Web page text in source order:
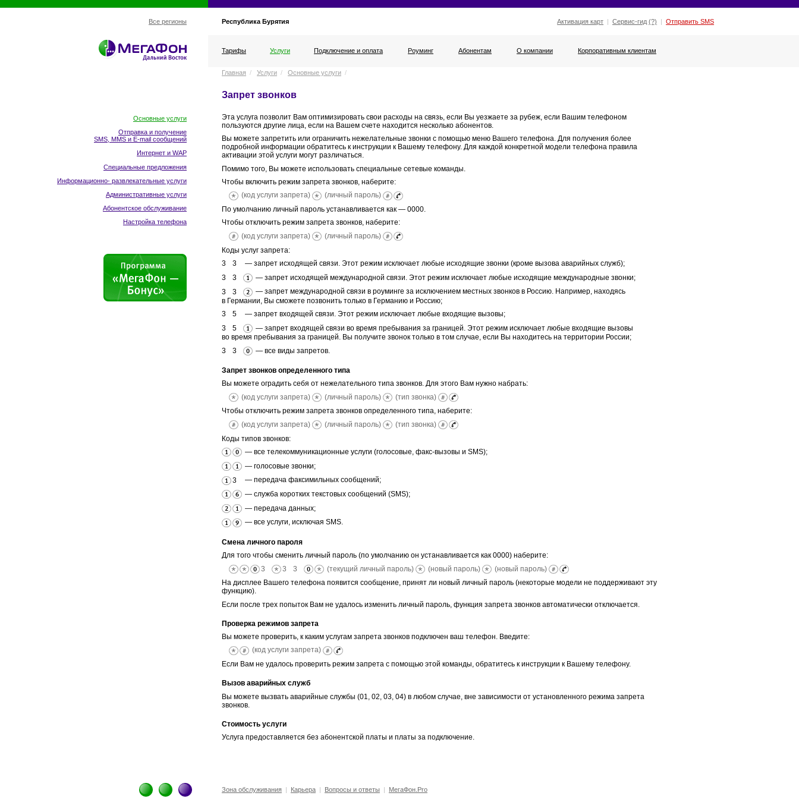
Все регионы Республика Бурятия Активация карт |Сервис-гид (?) |Отправить SMS
Тарифы Услуги Подключение и оплата Роуминг Абонентам О компании Корпоративным клиентам
Основные услуги
Отправка и получение
SMS, MMS и E-mail сообщений
Интернет и WAP
Специальные предложения
Информационно- развлекательные услуги
Административные услуги
Абонентское обслуживание
Настройка телефона
Главная / Услуги / Основные услуги /
Запрет звонков
Эта услуга позволит Вам оптимизировать свои расходы на связь, если Вы уезжаете за рубеж, если Вашим телефоном
пользуются другие лица, если на Вашем счете находится несколько абонентов.
Вы можете запретить или ограничить нежелательные звонки с помощью меню Вашего телефона. Для получения более
подробной информации обратитесь к инструкции к Вашему телефону. Для каждой конкретной модели телефона правила
активации этой услуги могут различаться.
Помимо того, Вы можете использовать специальные сетевые команды.
Чтобы включить режим запрета звонков, наберите:
(код услуги запрета)
(личный пароль)
По умолчанию личный пароль устанавливается как — 0000.
Чтобы отключить режим запрета звонков, наберите:
(код услуги запрета)
(личный пароль)
Коды услуг запрета:
— запрет исходящей связи. Этот режим исключает любые исходящие звонки (кроме вызова аварийных служб);
— запрет исходящей международной связи. Этот режим исключает любые исходящие международные звонки;
— запрет международной связи в роуминге за исключением местных звонков в Россию. Например, находясь
в Германии, Вы сможете позвонить только в Германию и Россию;
— запрет входящей связи. Этот режим исключает любые входящие вызовы;
— запрет входящей связи во время пребывания за границей. Этот режим исключает любые входящие вызовы
во время пребывания за границей. Вы получите звонок только в том случае, если Вы находитесь на территории России;
— все виды запретов.
Запрет звонков определенного типа
Вы можете оградить себя от нежелательного типа звонков. Для этого Вам нужно набрать:
(код услуги запрета)
(личный пароль)
(тип звонка)
Чтобы отключить режим запрета звонков определенного типа, наберите:
(код услуги запрета)
(личный пароль)
(тип звонка)
Коды типов звонков:
— все телекоммуникационные услуги (голосовые, факс-вызовы и SMS);
— голосовые звонки;
— передача факсимильных сообщений;
— служба коротких текстовых сообщений (SMS);
— передача данных;
— все услуги, исключая SMS.
Смена личного пароля
Для того чтобы сменить личный пароль (по умолчанию он устанавливается как 0000) наберите:
(текущий личный пароль)
(новый пароль)
(новый пароль)
На дисплее Вашего телефона появится сообщение, принят ли новый личный пароль (некоторые модели не поддерживают эту
функцию).
Если после трех попыток Вам не удалось изменить личный пароль, функция запрета звонков автоматически отключается.
Проверка режимов запрета
Вы можете проверить, к каким услугам запрета звонков подключен ваш телефон. Введите:
(код услуги запрета)
Если Вам не удалось проверить режим запрета с помощью этой команды, обратитесь к инструкции к Вашему телефону.
Вызов аварийных служб
Вы можете вызвать аварийные службы (01, 02, 03, 04) в любом случае, вне зависимости от установленного режима запрета
звонков.
Стоимость услуги
Услуга предоставляется без абонентской платы и платы за подключение.
Зона обслуживания| Карьера| Вопросы и ответы | МегаФон.Pro